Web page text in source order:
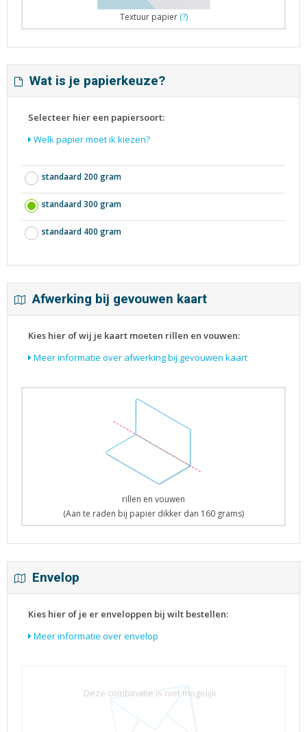
Textuur papier (?)
Wat is je papierkeuze?
Selecteer hier een papiersoort:
Welk papier moet ik kiezen?
standaard 200 gram
standaard 300 gram
standaard 400 gram
Afwerking bij gevouwen kaart
Kies hier of wij je kaart moeten rillen en vouwen:
Meer informatie over afwerking bij gevouwen kaart
rillen en vouwen
(Aan te raden bij papier dikker dan 160 grams)
Envelop
Kies hier of je er enveloppen bij wilt bestellen:
Meer informatie over envelop
Deze combinatie is niet mogelijk